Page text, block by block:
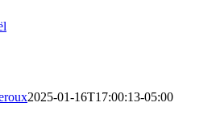
2025-01-16T17:00:13-05:00